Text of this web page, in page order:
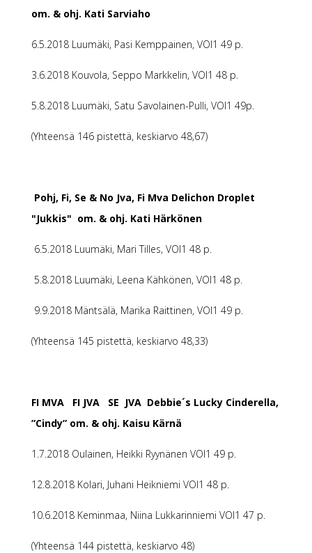
om. & ohj. Kati Sarviaho
6.5.2018 Luumäki, Pasi Kemppainen, VOI1 49 p.
3.6.2018 Kouvola, Seppo Markkelin, VOI1 48 p.
5.8.2018 Luumäki, Satu Savolainen-Pulli, VOI1 49p.
(Yhteensä 146 pistettä, keskiarvo 48,67)
Pohj, Fi, Se & No Jva, Fi Mva Delichon Droplet
"Jukkis" om. & ohj. Kati Härkönen
6.5.2018 Luumäki, Mari Tilles, VOI1 48 p.
5.8.2018 Luumäki, Leena Kähkönen, VOI1 48 p.
9.9.2018 Mäntsälä, Marika Raittinen, VOI1 49 p.
(Yhteensä 145 pistettä, keskiarvo 48,33)
FI MVA FI JVA SE JVA Debbie´s Lucky Cinderella,
”Cindy” om. & ohj. Kaisu Kärnä
1.7.2018 Oulainen, Heikki Ryynänen VOI1 49 p.
12.8.2018 Kolari, Juhani Heikniemi VOI1 48 p.
10.6.2018 Keminmaa, Niina Lukkarinniemi VOI1 47 p.
(Yhteensä 144 pistettä, keskiarvo 48)